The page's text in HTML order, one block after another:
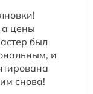
а цены
был
и
снова!